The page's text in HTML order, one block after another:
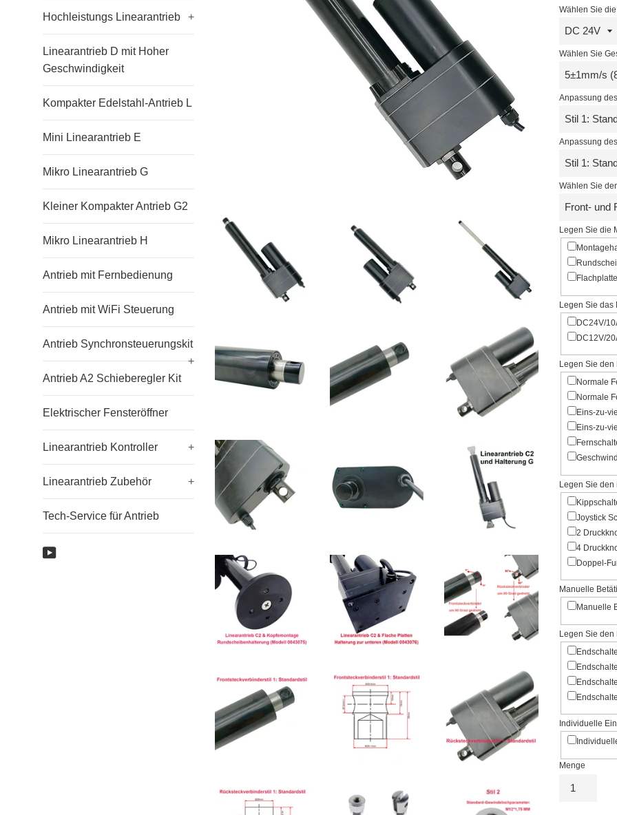
Hochleistungs Linearantrieb +
Linearantrieb D mit Hoher
Geschwindigkeit
Kompakter Edelstahl-Antrieb L
Mini Linearantrieb E
Mikro Linearantrieb G
Kleiner Kompakter Antrieb G2
Mikro Linearantrieb H
Antrieb mit Fernbedienung
Antrieb mit WiFi Steuerung
Antrieb Synchronsteuerungskit
+
Antrieb A2 Schieberegler Kit
Elektrischer Fensteröffner
Linearantrieb Kontroller +
Linearantrieb Zubehör +
Tech-Service für Antrieb
YouTube
Wählen Sie
Wählen Sie
Anpassung
Anpassung
Wählen Sie
Legen Sie die
Legen Sie das
DC24V/
DC12V/
Legen Sie
Normale
Normale
Eins-zu-
Eins-zu-
Legen Sie
Joystick
2
4
Doppel-
Manuelle
Manuelle
Legen Sie den
Individuelle
Menge